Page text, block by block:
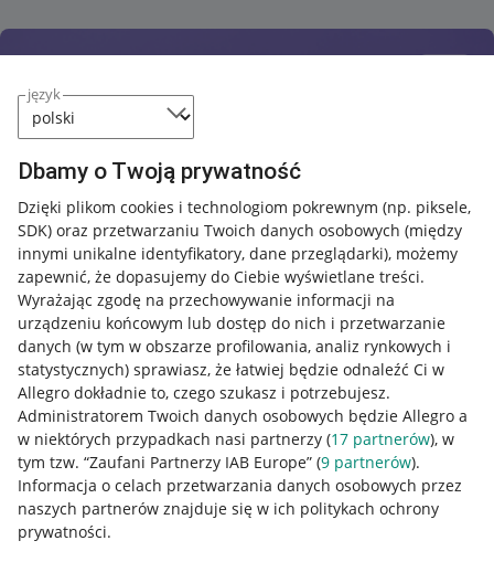
język
Dbamy o Twoją prywatność
Dzięki plikom cookies i technologiom pokrewnym (np. piksele,
SDK) oraz przetwarzaniu Twoich danych osobowych (między
innymi unikalne identyfikatory, dane przeglądarki), możemy
zapewnić, że dopasujemy do Ciebie wyświetlane treści.
Wyrażając zgodę na przechowywanie informacji na
urządzeniu końcowym lub dostęp do nich i przetwarzanie
danych (w tym w obszarze profilowania, analiz rynkowych i
statystycznych) sprawiasz, że łatwiej będzie odnaleźć Ci w
Allegro dokładnie to, czego szukasz i potrzebujesz.
Administratorem Twoich danych osobowych będzie Allegro a
w niektórych przypadkach nasi partnerzy (17 partnerów), w
tym tzw. “Zaufani Partnerzy IAB Europe” (9 partnerów).
Informacja o celach przetwarzania danych osobowych przez
naszych partnerów znajduje się w ich politykach ochrony
prywatności.
Przydatne informacje
Jak to działa